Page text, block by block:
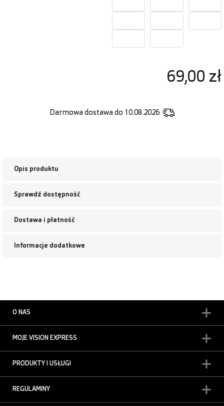
69,00 zł
Darmowa dostawa do 10.08.2026
Opis produktu
Sprawdź dostępność
Dostawa i płatność
Informacje dodatkowe
O NAS
MOJE VISION EXPRESS
PRODUKTY I USŁUGI
REGULAMINY